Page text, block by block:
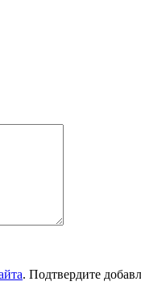
. Подтвердите